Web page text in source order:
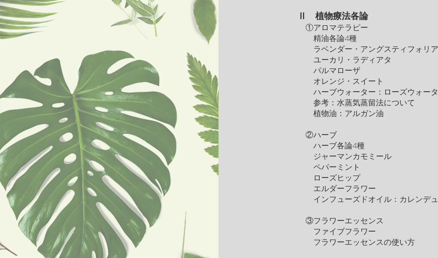
Ⅱ 植物療法各論
①アロマテラピー
精油各論4種
ラベンダー・アングスティフォリア
ユーカリ・ラディアタ
パルマローザ
オレンジ・スイート
ハーブウォーター：ローズウォー
参考：水蒸気蒸留法について
植物油：アルガン油
②ハーブ
ハーブ各論4種
ジャーマンカモミール
ペパーミント
ローズヒップ
エルダーフラワー
インフューズドオイル：カレンデ
③フラワーエッセンス
ファイブフラワー
フラワーエッセンスの使い方